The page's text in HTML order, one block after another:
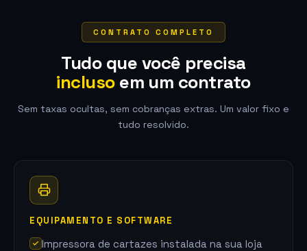
CONTRATO COMPLETO
Tudo que você precisa
inclusoem um contrato
Sem taxas ocultas, sem cobranças extras. Um valor fixo e
tudo resolvido.
EQUIPAMENTO E SOFTWARE
Impressora de cartazes instalada na sua loja